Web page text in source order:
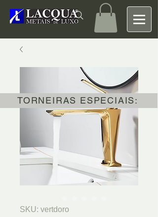
SKU: vertdoro
TORNEIRAS ESPECIAIS: